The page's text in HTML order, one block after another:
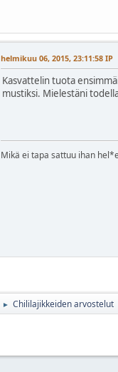
helmikuu 06, 2015, 23:11:58 IP
Kasvattelin tuota
mustiksi. Mielestäni
Mikä ei tapa sattuu ihan
► Chililajikkeiden arvostelut